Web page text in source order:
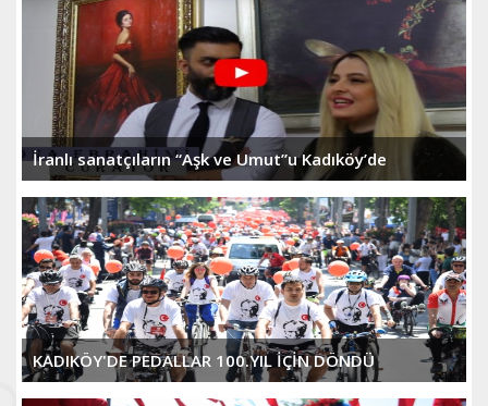
İranlı sanatçıların “Aşk ve Umut”u Kadıköy’de
KADIKÖY'DE PEDALLAR 100.YIL İÇİN DÖNDÜ